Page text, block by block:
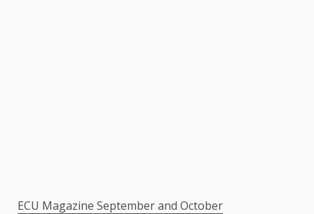
ECU Magazine September and October